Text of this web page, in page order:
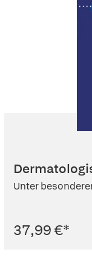
Unter
37,99 €*